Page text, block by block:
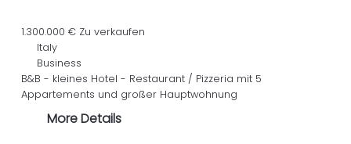
1.300.000 € Zu verkaufen
Italy
Business
B&B - kleines Hotel - Restaurant / Pizzeria mit 5
Appartements und großer Hauptwohnung
More Details